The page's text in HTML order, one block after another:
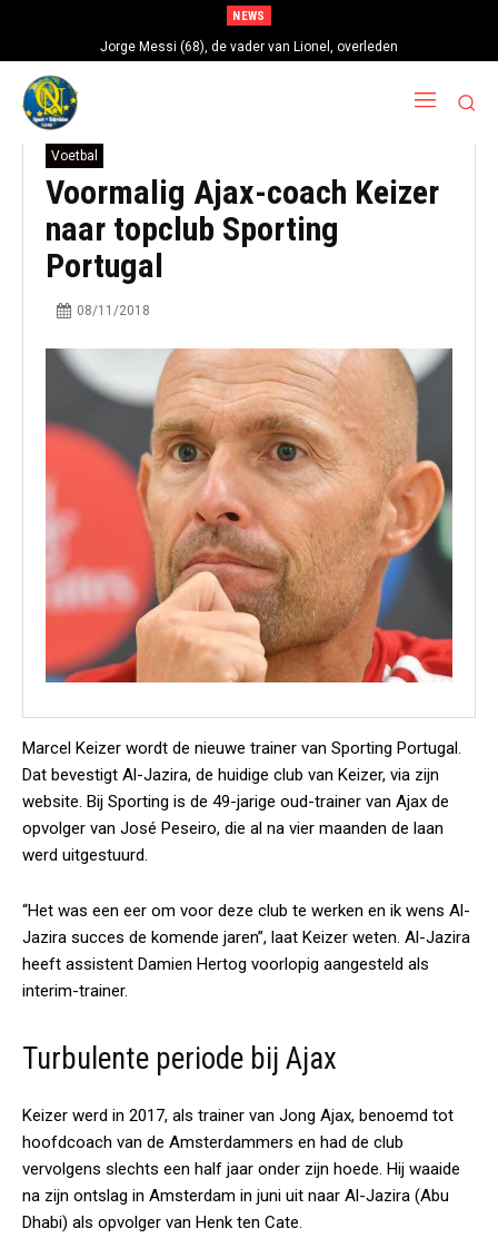
NEWS
Jorge Messi (68), de vader van Lionel, overleden
Voetbal
Voormalig Ajax-coach Keizer
naar topclub Sporting
Portugal
08/11/2018
Marcel Keizer wordt de nieuwe trainer van Sporting Portugal.
Dat bevestigt Al-Jazira, de huidige club van Keizer, via zijn
website. Bij Sporting is de 49-jarige oud-trainer van Ajax de
opvolger van José Peseiro, die al na vier maanden de laan
werd uitgestuurd.
“Het was een eer om voor deze club te werken en ik wens Al-
Jazira succes de komende jaren”, laat Keizer weten. Al-Jazira
heeft assistent Damien Hertog voorlopig aangesteld als
interim-trainer.
Turbulente periode bij Ajax
Keizer werd in 2017, als trainer van Jong Ajax, benoemd tot
hoofdcoach van de Amsterdammers en had de club
vervolgens slechts een half jaar onder zijn hoede. Hij waaide
na zijn ontslag in Amsterdam in juni uit naar Al-Jazira (Abu
Dhabi) als opvolger van Henk ten Cate.